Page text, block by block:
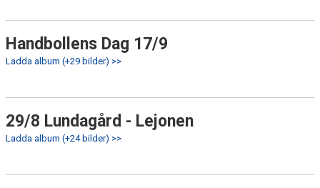
Handbollens Dag 17/9
Ladda album (+29 bilder) >>
29/8 Lundagård - Lejonen
Ladda album (+24 bilder) >>